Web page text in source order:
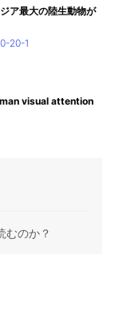
ア最大の陸生動物が
20-1
visual attention
むのか？